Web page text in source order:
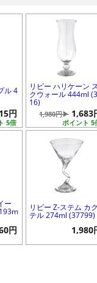
ル 4
5倍
円
リビー ハリケーン
クウォール 444ml
16)
ポイント 5
1,980円▶ 1,683
ー
円
リビー Z-ステム カク
テル 274ml (37799)
1,980